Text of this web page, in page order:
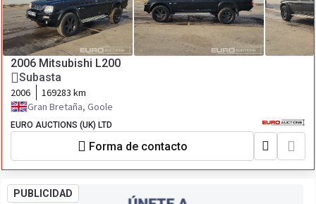
2006 Mitsubishi L200
Subasta
2006
169283 km
Gran Bretaña, Goole
EURO AUCTIONS (UK) LTD
Forma de contacto
PUBLICIDAD